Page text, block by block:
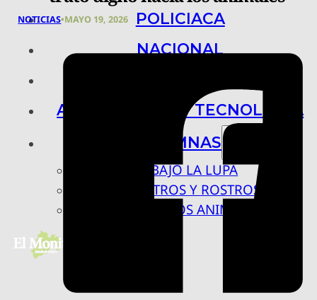
POLICIACA
NACIONAL
ARTE, CIENCIA Y TECNOLOGÍA
COLUMNAS
BAJO LA LUPA
RASTROS Y ROSTROS
VÍNCULOS ANIMALES
NOTICIAS•MAYO 19, 2026